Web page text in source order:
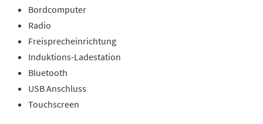
Bordcomputer
Radio
Freisprecheinrichtung
Induktions-Ladestation
Bluetooth
USB Anschluss
Touchscreen